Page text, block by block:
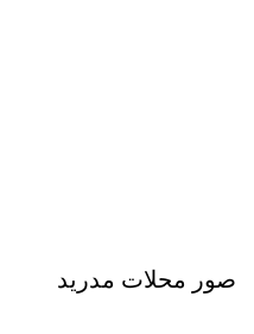
صور محلات مدريد